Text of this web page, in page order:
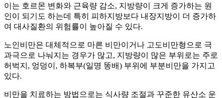
이는 호르몬 변화와 근육량 감소, 지방량이 크게 증가하는 원
인이 되기도 하는데 특히 피하지방보다 내장지방이 더 증가하
여 대사질환의 위험률이 높아질 수 있다.
노인비만은 대체적으로 마른 비만이거나 고도비만형으로 극
과극으로 나눠지는 경우가 많고, 지방량이 많은 부위로는 주로
허벅지, 엉덩이, 하복부(일명 똥배) 부위에 부분비만을 가지고
있다.
비만을 치료하는 방법으로는 식사량 조절과 꾸준한 유산소 운